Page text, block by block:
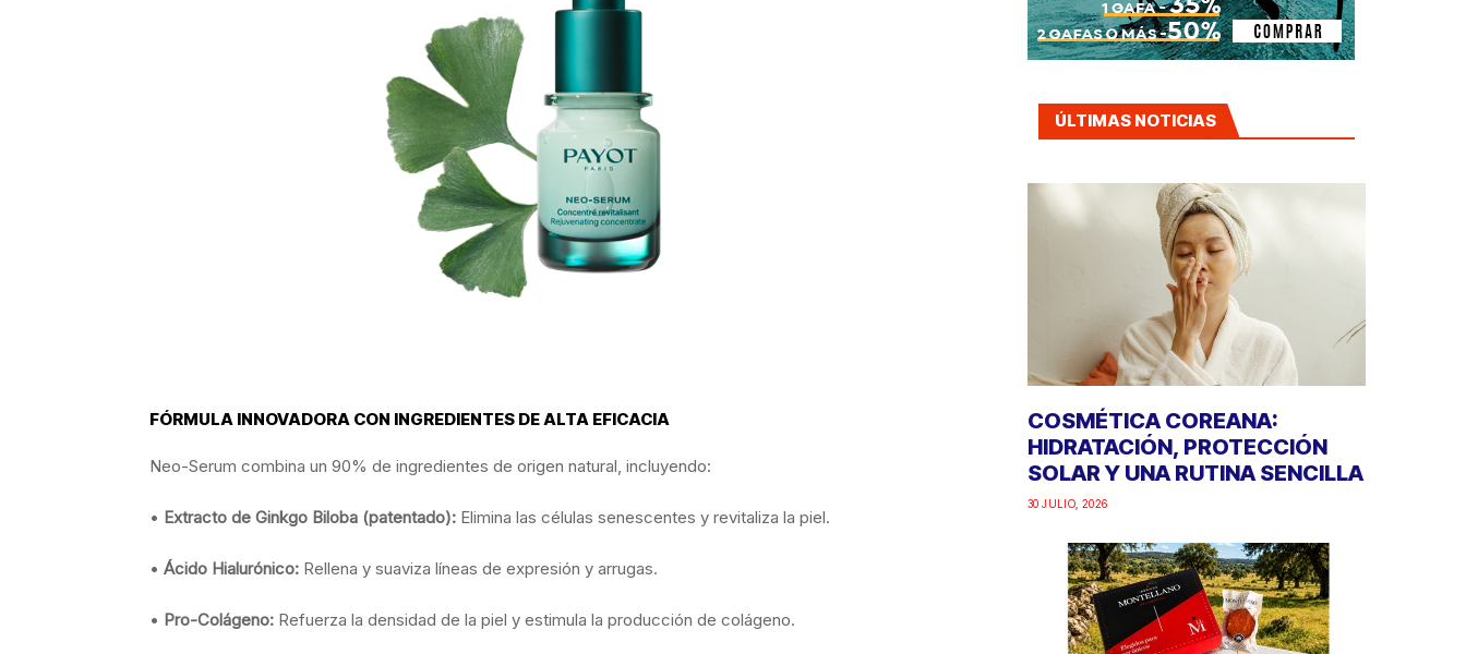
FÓRMULA INNOVADORA CON INGREDIENTES DE ALTA EFICACIA
Neo-Serum combina un 90% de ingredientes de origen natural, incluyendo:
• Extracto de Ginkgo Biloba (patentado): Elimina las células senescentes y revitaliza la piel.
• Ácido Hialurónico: Rellena y suaviza líneas de expresión y arrugas.
• Pro-Colágeno: Refuerza la densidad de la piel y estimula la producción de colágeno.
ÚLTIMAS NOTICIAS
COSMÉTICA COREANA:
HIDRATACIÓN, PROTECCIÓN
SOLAR Y UNA RUTINA SENCILLA
30 JULIO, 2026